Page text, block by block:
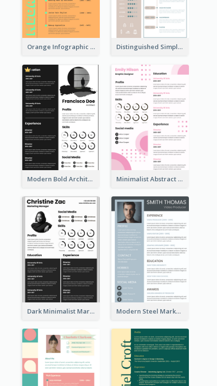
Orange Infographic Consultant Resume Distinguished Simple Professional Resume
Modern Bold Architect Resume Minimalist Abstract Pink Resume
Dark Minimalist Marketing Manager Resume Modern Steel Marketer Resume